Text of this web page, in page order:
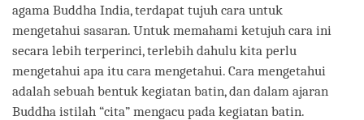
agama Buddha India, terdapat tujuh cara untuk
mengetahui sasaran. Untuk memahami ketujuh cara ini
secara lebih terperinci, terlebih dahulu kita perlu
mengetahui apa itu cara mengetahui. Cara mengetahui
adalah sebuah bentuk kegiatan batin, dan dalam ajaran
Buddha istilah “cita” mengacu pada kegiatan batin.